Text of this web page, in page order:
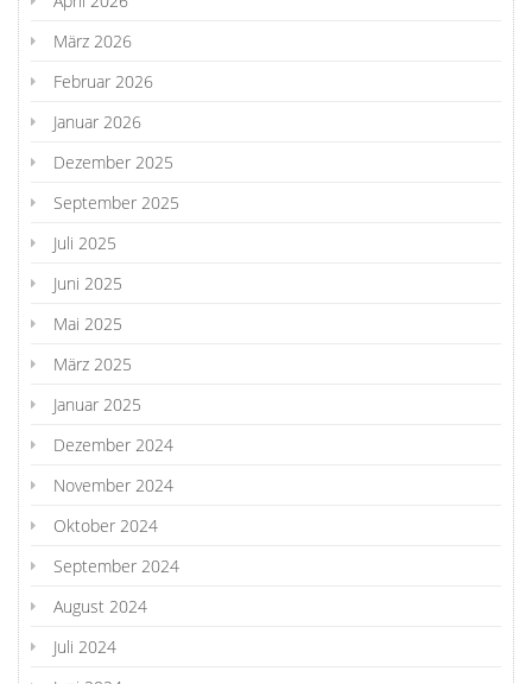
März 2026
Februar 2026
Januar 2026
Dezember 2025
September 2025
Juli 2025
Juni 2025
Mai 2025
März 2025
Januar 2025
Dezember 2024
November 2024
Oktober 2024
September 2024
August 2024
Juli 2024